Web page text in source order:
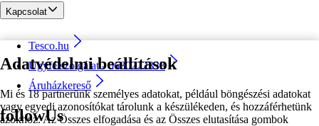
Adatvédelmi beállítások
Mi és 18 partnerünk személyes adatokat, például böngészési adatokat
vagy egyedi azonosítókat tárolunk a készülékeden, és hozzáférhetünk
azokhoz. Az Összes elfogadása és az Összes elutasítása gombok
Kapcsolat
Tesco.hu
Ügyfélszolgálat - 0680222333
Áruházkereső
followUs